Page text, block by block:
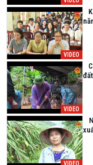
VIDEO
VIDEO
VIDEO